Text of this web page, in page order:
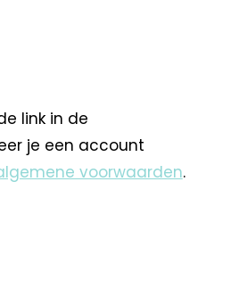
link in de
je een account
voorwaarden.